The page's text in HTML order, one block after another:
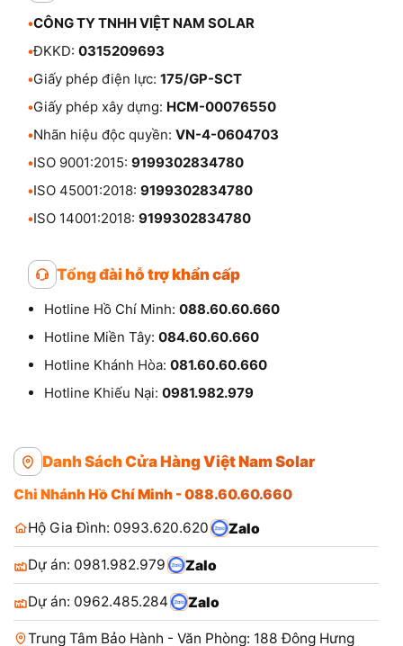
•CÔNG TY TNHH VIỆT NAM SOLAR
•ĐKKD: 0315209693
•Giấy phép điện lực: 175/GP-SCT
•Giấy phép xây dựng: HCM-00076550
•Nhãn hiệu độc quyền: VN-4-0604703
•ISO 9001:2015: 9199302834780
•ISO 45001:2018: 9199302834780
•ISO 14001:2018: 9199302834780
Tổng đài hỗ trợ khẩn cấp
Hotline Hồ Chí Minh: 088.60.60.660
Hotline Miền Tây: 084.60.60.660
Hotline Khánh Hòa: 081.60.60.660
Hotline Khiếu Nại: 0981.982.979
Danh Sách Cửa Hàng Việt Nam Solar
Chi Nhánh Hồ Chí Minh - 088.60.60.660
Hộ Gia Đình: 0993.620.620
Zalo
Dự án: 0981.982.979 Zalo
Dự án: 0962.485.284 Zalo
Trung Tâm Bảo Hành - Văn Phòng: 188 Đông Hưng